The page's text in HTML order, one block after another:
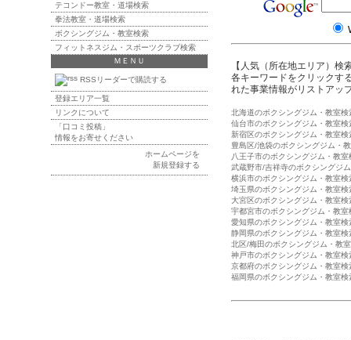
【人気（所在地エリア）検
各キーワードをクリックす
れた事業情報がリストアッ
北海道のボクシングジム・教室検
仙台市のボクシングジム・教室検
新宿区のボクシングジム・教室検
豊島区/池袋のボクシングジム・
八王子市のボクシングジム・教室
武蔵野市/吉祥寺のボクシングジ
横浜市のボクシングジム・教室検
埼玉県のボクシングジム・教室検
大宮区のボクシングジム・教室検
宇都宮市のボクシングジム・教室
愛知県のボクシングジム・教室検
静岡県のボクシングジム・教室検
北区/梅田のボクシングジム・教
神戸市のボクシングジム・教室検
京都府のボクシングジム・教室検
福岡県のボクシングジム・教室検
テコンドー教室・道場検索
拳法教室・道場検索
ボクシングジム・教室検索
フィットネスジム・スポーツクラブ検索
ＭＥＮＵ
RSSリーダーで購読する
登録エリア一覧
リンクについて
「口コミ投稿」
情報をお寄せください
ホームページを
新規登録する